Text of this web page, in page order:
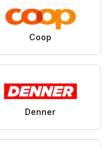
Coop
Denner